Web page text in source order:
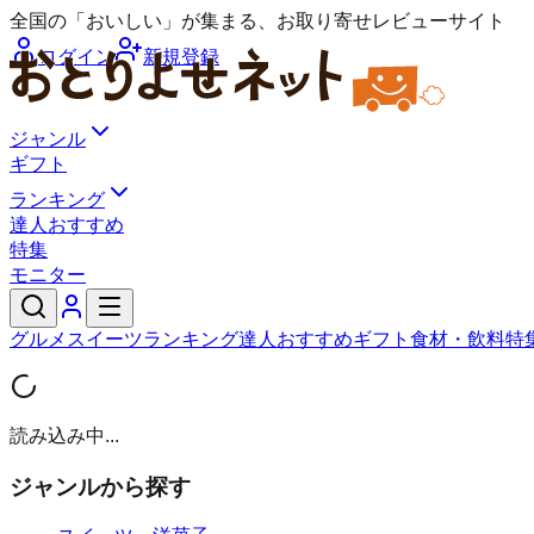
全国の「おいしい」が集まる、お取り寄せレビューサイト
ログイン
新規登録
ジャンル
ギフト
ランキング
達人おすすめ
特集
モニター
グルメ スイーツランキング達人おすすめギフト 食材・飲料特
読み込み中...
ジャンルから探す